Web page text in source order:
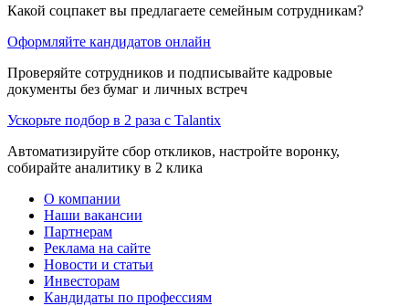
Какой соцпакет вы предлагаете семейным сотрудникам?
Оформляйте кандидатов онлайн
Проверяйте сотрудников и подписывайте кадровые
документы без бумаг и личных встреч
Ускорьте подбор в 2 раза с Talantix
Автоматизируйте сбор откликов, настройте воронку,
собирайте аналитику в 2 клика
О компании
Наши вакансии
Партнерам
Реклама на сайте
Новости и статьи
Инвесторам
Кандидаты по профессиям